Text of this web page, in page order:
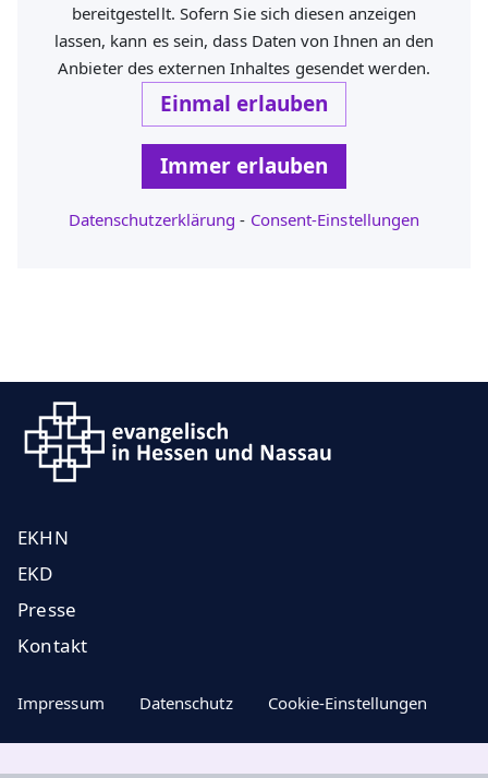
bereitgestellt. Sofern Sie sich diesen anzeigen
lassen, kann es sein, dass Daten von Ihnen an den
Anbieter des externen Inhaltes gesendet werden.
Einmal erlauben
Immer erlauben
Datenschutzerklärung - Consent-Einstellungen
EKHN
EKD
Presse
Kontakt
Impressum Datenschutz Cookie-Einstellungen